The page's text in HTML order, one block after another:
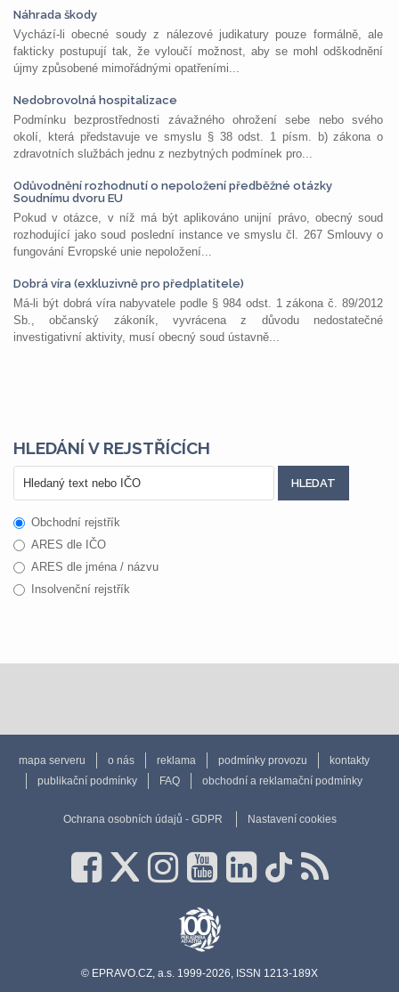
Náhrada škody
Vychází-li obecné soudy z nálezové judikatury pouze formálně, ale
fakticky postupují tak, že vyloučí možnost, aby se mohl odškodnění
újmy způsobené mimořádnými opatřeními...
Nedobrovolná hospitalizace
Podmínku bezprostřednosti závažného ohrožení sebe nebo svého
okolí, která představuje ve smyslu § 38 odst. 1 písm. b) zákona o
zdravotních službách jednu z nezbytných podmínek pro...
Odůvodnění rozhodnutí o nepoložení předběžné otázky
Soudnímu dvoru EU
Pokud v otázce, v níž má být aplikováno unijní právo, obecný soud
rozhodující jako soud poslední instance ve smyslu čl. 267 Smlouvy o
fungování Evropské unie nepoložení...
Dobrá víra (exkluzivně pro předplatitele)
Má-li být dobrá víra nabyvatele podle § 984 odst. 1 zákona č. 89/2012
Sb., občanský zákoník, vyvrácena z důvodu nedostatečné
investigativní aktivity, musí obecný soud ústavně...
HLEDÁNÍ V REJSTŘÍCÍCH
Obchodní rejstřík
ARES dle IČO
ARES dle jména / názvu
Insolvenční rejstřík
mapa serveru o nás reklama podmínky provozu
kontakty
publikační podmínky
FAQ obchodní a reklamační podmínky
Ochrana osobních údajů - GDPR Nastavení cookies
© EPRAVO.CZ, a.s. 1999-2026, ISSN 1213-189X